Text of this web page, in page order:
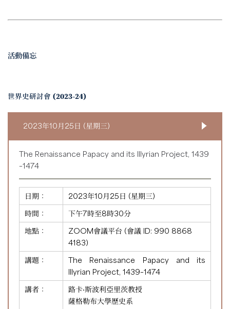
活動備忘
世界史研討會 (2023-24)
2023年10月25日 (星期三)
The Renaissance Papacy and its Illyrian Project, 1439
–1474
日期：
2023年10月25日 (星期三)
時間：
下午7時至8時30分
地點：
ZOOM會議平台 (會議 ID: 990 8868
4183)
講題：
The Renaissance Papacy and its
Illyrian Project, 1439–1474
講者：
路卡·斯波利亞里茨教授
薩格勒布大學歷史系